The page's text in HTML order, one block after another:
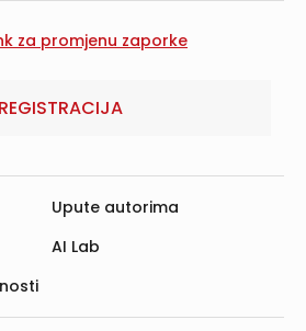
REGISTRACIJA
Upute autorima
AI Lab